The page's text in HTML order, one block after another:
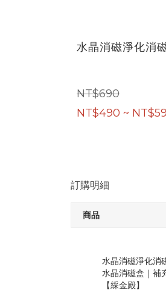
水晶消磁淨化消
NT$690
NT$490 ~
訂購明細
商品
水晶消磁淨化消
水晶消磁盒｜補
【綵金殿】